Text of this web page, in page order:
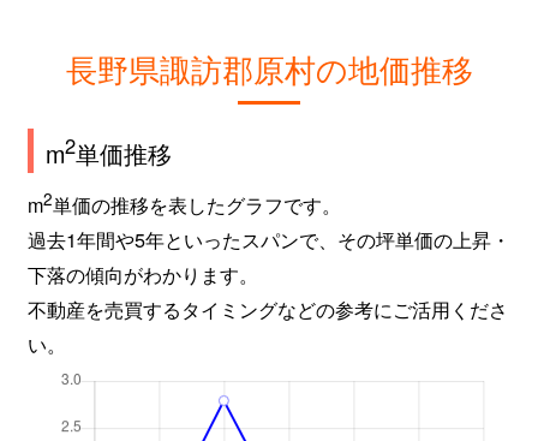
長野県諏訪郡原村の地価推移
m2単価推移
m2単価の推移を表したグラフです。
過去1年間や5年といったスパンで、その坪単価の上昇・
下落の傾向がわかります。
不動産を売買するタイミングなどの参考にご活用くださ
い。